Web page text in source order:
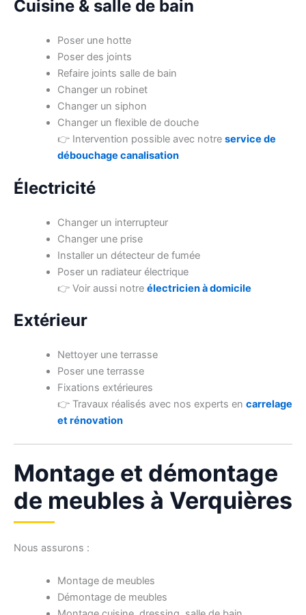
Cuisine & salle de bain
Poser une hotte
Poser des joints
Refaire joints salle de bain
Changer un robinet
Changer un siphon
Changer un flexible de douche
👉 Intervention possible avec notre service de
débouchage canalisation
Électricité
Changer un interrupteur
Changer une prise
Installer un détecteur de fumée
Poser un radiateur électrique
👉 Voir aussi notre électricien à domicile
Extérieur
Nettoyer une terrasse
Poser une terrasse
Fixations extérieures
👉 Travaux réalisés avec nos experts en carrelage
et rénovation
Montage et démontage
de meubles à Verquières
Nous assurons :
Montage de meubles
Démontage de meubles